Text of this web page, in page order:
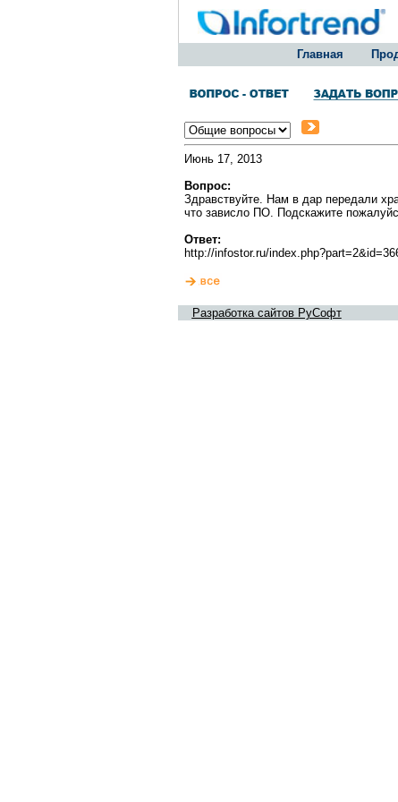
Главная
Июнь 17, 2013
Вопрос:
Здравствуйте. Нам в дар передали
что зависло ПО. Подскажите
Ответ:
http://infostor.ru/
Разработка сайтов РуСофт